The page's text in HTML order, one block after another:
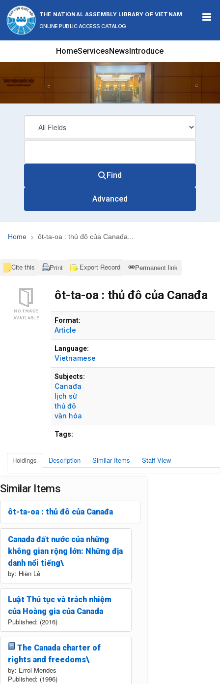
Skip to content
THE NATIONAL ASSEMBLY LIBRARY OF VIETNAM
ONLINE PUBLIC ACCESS CATALOG
HomeServicesNewsIntroduce
Find
Advanced
Home ôt-ta-oa : thủ đô của Canađa...
Cite this Print Export Record Permanent link
ôt-ta-oa : thủ đô của Canađa
Format:
Article
Language:
Vietnamese
Subjects:
Canađa
lịch sử
thủ đô
văn hóa
Tags:
Holdings Description Similar Items Staff View
Similar Items
ôt-ta-oa : thủ đô của Canađa
Canada đất nước của những
không gian rộng lớn: Những địa
danh nổi tiếng\
by: Hiền Lê
Luật Thủ tục và trách nhiệm
của Hoàng gia của Canada
Published: (2016)
The Canada charter of
rights and freedoms\
by: Errol Mendes
Published: (1996)